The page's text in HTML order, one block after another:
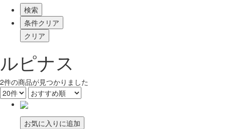
検索
ルピナス
2件の商品が見つかりました
お気に入りに追加